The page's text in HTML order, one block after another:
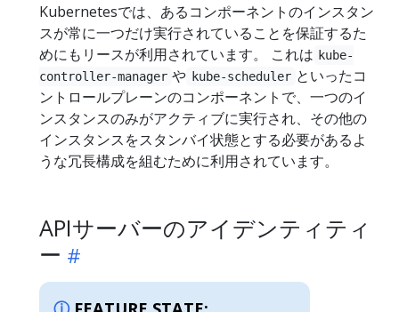
Kubernetesでは、あるコンポーネントのインスタン
スが常に一つだけ実行されていることを保証するた
めにもリースが利用されています。 これは kube-
controller-manager や kube-scheduler といったコ
ントロールプレーンのコンポーネントで、一つのイ
ンスタンスのみがアクティブに実行され、その他の
インスタンスをスタンバイ状態とする必要があるよ
うな冗長構成を組むために利用されています。
APIサーバーのアイデンティティ
ー